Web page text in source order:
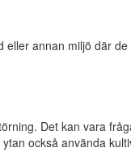
annan miljö där
Det kan vara
också använda